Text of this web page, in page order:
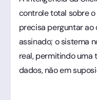
controle total sobre
precisa perguntar
assinado; o sistema
real, permitindo uma
dados, não em